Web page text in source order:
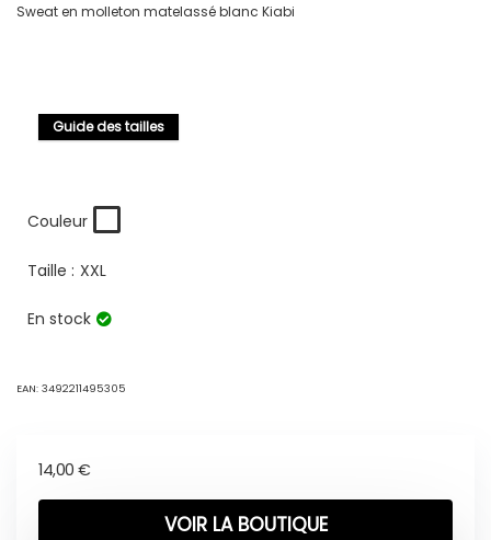
Sweat en molleton matelassé blanc Kiabi
Guide des tailles
Couleur
Taille : XXL
En stock
EAN: 3492211495305
14,00 €
VOIR LA BOUTIQUE